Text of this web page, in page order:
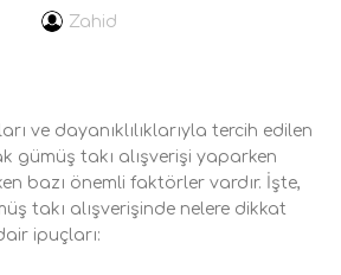
Zahid
ve dayanıklılıklarıyla tercih edilen
gümüş takı alışverişi yaparken
bazı önemli faktörler vardır. İşte,
takı alışverişinde nelere dikkat
ipuçları: